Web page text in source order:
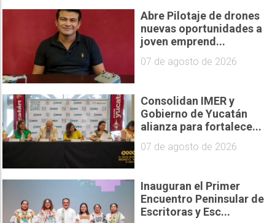
Abre Pilotaje de drones
nuevas oportunidades a
joven emprend...
07 de agosto de 2026
Consolidan IMER y
Gobierno de Yucatán
alianza para fortalece...
07 de agosto de 2026
Inauguran el Primer
Encuentro Peninsular de
Escritoras y Esc...